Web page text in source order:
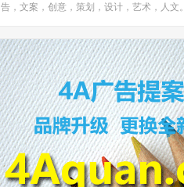
告，文案，创意，策划，设计，艺术，人文。